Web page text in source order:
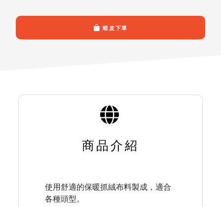
蝦皮下單
商品介紹
使用舒適的保暖抓絨布料製成，適合
各種頭型。